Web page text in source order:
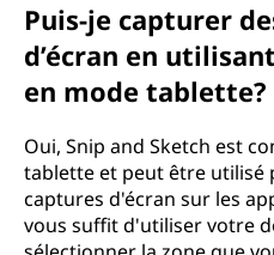
Puis-je capturer
d’écran en
en mode tablette?
Oui, Snip and Sketch est
tablette et peut être utilisé
captures d'écran sur les
vous suffit d'utiliser votre